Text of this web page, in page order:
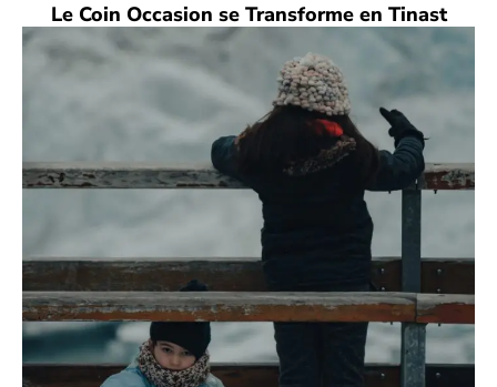
Le Coin Occasion se Transforme en Tinast